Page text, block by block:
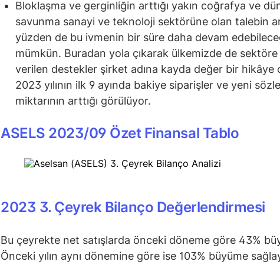
Bloklaşma ve gerginliğin arttığı yakın coğrafya ve
savunma sanayi ve teknoloji sektörüne olan talebin
yüzden de bu ivmenin bir süre daha devam
mümkün. Buradan yola çıkarak ülkemizde de
verilen destekler şirket adına kayda değer bir hikâye
2023 yılının ilk 9 ayında bakiye siparişler ve yeni
miktarının arttığı görülüyor.
ASELS 2023/09 Özet Finansal Tablo
2023 3. Çeyrek Bilanço Değerlendirmesi
Bu çeyrekte net satışlarda önceki döneme göre 43%
Önceki yılın aynı dönemine göre ise 103% büyüme